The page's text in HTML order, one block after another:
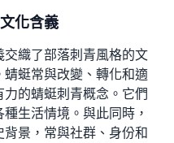
化含義
織了部落刺青風格的文
蜓常與改變、轉化和適
的蜻蜓刺青概念。它們
生活情境。與此同時，
景，常與社群、身份和